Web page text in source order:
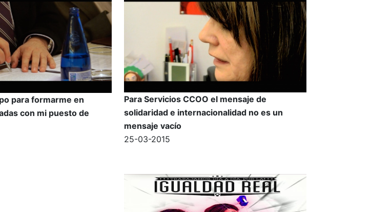
para formarme en
con mi puesto de
Para Servicios CCOO el mensaje de
solidaridad e internacionalidad no es un
mensaje vacío
25-03-2015